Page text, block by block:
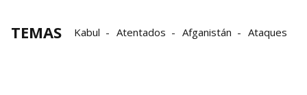
TEMAS Kabul Atentados Afganistán Ataques